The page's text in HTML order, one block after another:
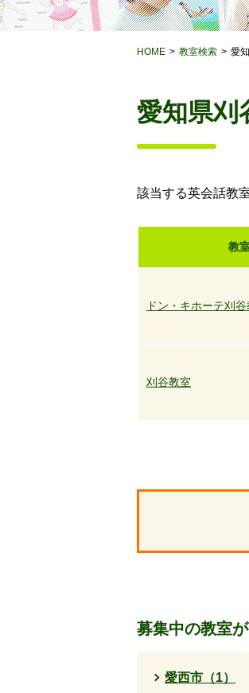
HOME 教室検索 愛
愛知県刈
該当する英会話教
教
ドン・キホーテ刈谷
刈谷教室
募集中の教室
愛西市（1）